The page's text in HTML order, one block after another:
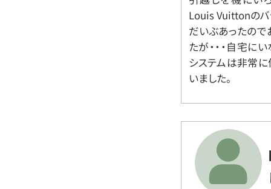
Louis Vuittonのバ
だいぶあったので
たが・・・自宅に
システムは非常に
いました。